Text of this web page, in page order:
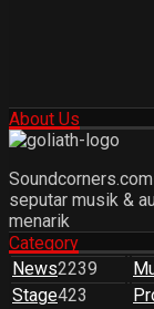
About Us
seputar musik &
menarik
Category
News2239
Stage423